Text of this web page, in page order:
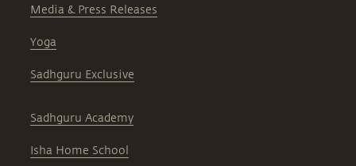
Media & Press Releases
Yoga
Sadhguru Exclusive
Sadhguru Academy
Isha Home School